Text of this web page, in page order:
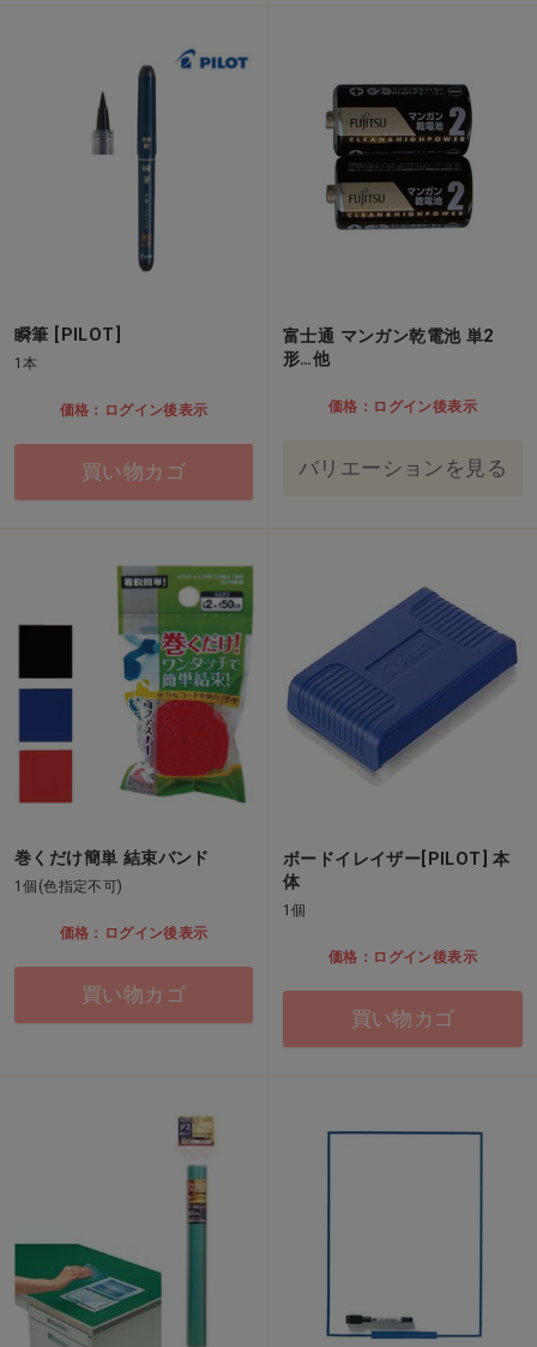
瞬筆 [PILOT]
1本
価格：ログイン後表示
買い物カゴ
富士通 マンガン乾電池 単2
形…他
価格：ログイン後表示
バリエーションを見る
巻くだけ簡単 結束バンド
1個(色指定不可)
価格：ログイン後表示
買い物カゴ
ボードイレイザー[PILOT] 本
体
1個
価格：ログイン後表示
買い物カゴ